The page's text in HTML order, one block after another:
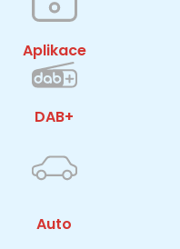
Aplikace
DAB+
Auto